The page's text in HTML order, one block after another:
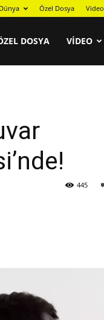
Dünya Özel Dosya Video
DOSYA VIDEO
445